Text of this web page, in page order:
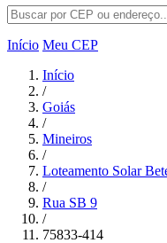
Início Meu CEP
Início
/
Goiás
/
Mineiros
/
Loteamento Solar
/
Rua SB 9
/
75833-414